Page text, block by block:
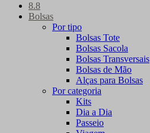
8.8
Bolsas
Por tipo
Bolsas Tote
Bolsas Sacola
Bolsas Transversais
Bolsas de Mão
Alças para Bolsas
Por categoria
Kits
Dia a Dia
Passeio